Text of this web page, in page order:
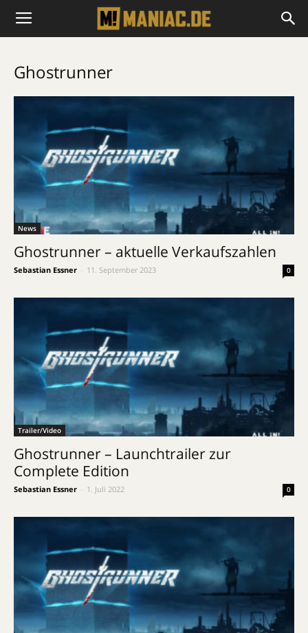
Ghostrunner
News
Ghostrunner – aktuelle Verkaufszahlen
Sebastian Essner 11. September 2023 0
Trailer/Video
Ghostrunner – Launchtrailer zur
Complete Edition
Sebastian Essner 1. Juli 2022 0